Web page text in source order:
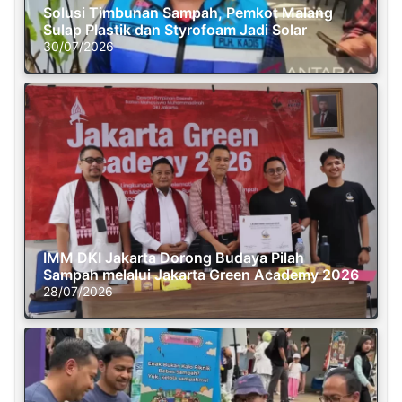
Solusi Timbunan Sampah, Pemkot Malang
Sulap Plastik dan Styrofoam Jadi Solar
30/07/2026
IMM DKI Jakarta Dorong Budaya Pilah
Sampah melalui Jakarta Green Academy 2026
28/07/2026